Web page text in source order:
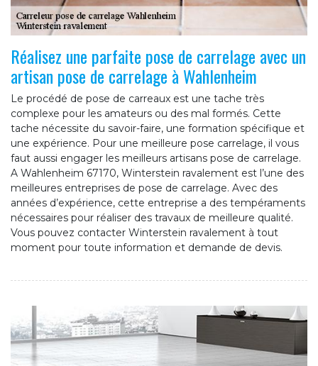
Réalisez une parfaite pose de carrelage avec un
artisan pose de carrelage à Wahlenheim
Le procédé de pose de carreaux est une tache très
complexe pour les amateurs ou des mal formés. Cette
tache nécessite du savoir-faire, une formation spécifique et
une expérience. Pour une meilleure pose carrelage, il vous
faut aussi engager les meilleurs artisans pose de carrelage.
A Wahlenheim 67170, Winterstein ravalement est l’une des
meilleures entreprises de pose de carrelage. Avec des
années d’expérience, cette entreprise a des tempéraments
nécessaires pour réaliser des travaux de meilleure qualité.
Vous pouvez contacter Winterstein ravalement à tout
moment pour toute information et demande de devis.